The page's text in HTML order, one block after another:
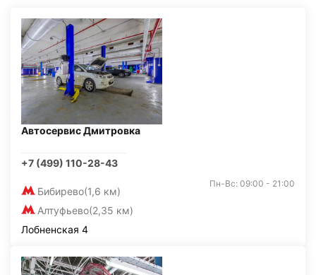
Автосервис Дмитровка
+7 (499) 110-28-43
Бибирево(1,6 км)
Алтуфьево(2,35 км)
Пн-Вс: 09:00 - 21:00
Лобненская 4